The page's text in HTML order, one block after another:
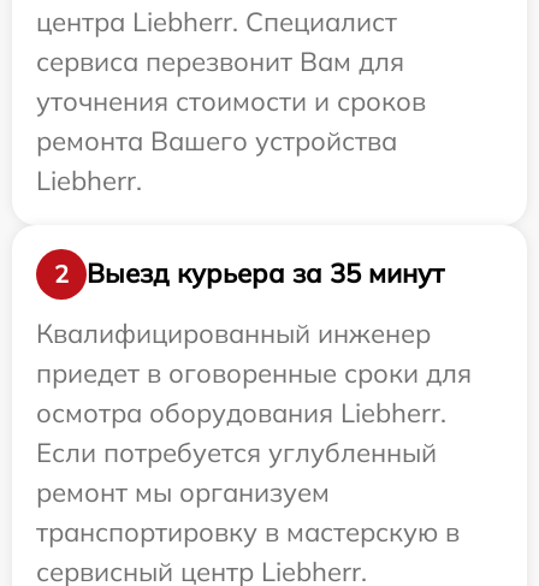
центра Liebherr. Специалист
сервиса перезвонит Вам для
уточнения стоимости и сроков
ремонта Вашего устройства
Liebherr.
2
Выезд курьера за 35 минут
Квалифицированный инженер
приедет в оговоренные сроки для
осмотра оборудования Liebherr.
Если потребуется углубленный
ремонт мы организуем
транспортировку в мастерскую в
сервисный центр Liebherr.